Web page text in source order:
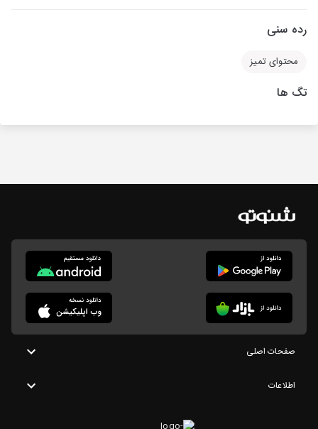
رده سنی
محتوای تمیز
تگ ها
صفحات اصلی
اطلاعات